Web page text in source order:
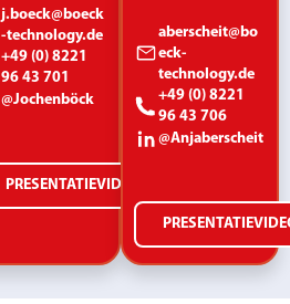
j.boeck@boeck
-technology.de
+49 (0) 8221
96 43 701
@Jochenböck
PRESENTATIEVIDEO
aberscheit@bo
eck-
technology.de
+49 (0) 8221
96 43 706
@Anjaberscheit